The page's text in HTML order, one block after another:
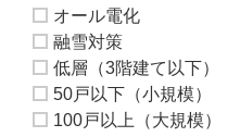
オール電化
融雪対策
低層（3階建て以下）
50戸以下（小規模）
100戸以上（大規模）